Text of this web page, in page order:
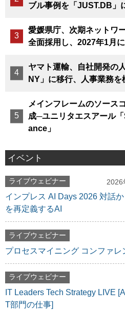
ブル事例を「JUST.DB」
愛媛県庁、次期ネットワ
全面採用し、2027年1月
ヤマト運輸、自社開発の
NY」に移行、人事業務
メインフレームのソース
成─ユニリタエスアール
ance」
イベント
ライブウェビナー 2026
インプレス AI Days 2026 対話
を再定義するAI
ライブウェビナー
プロセスマイニング コンファレ
ライブウェビナー
IT Leaders Tech Strategy LIVE
T部門の仕事]